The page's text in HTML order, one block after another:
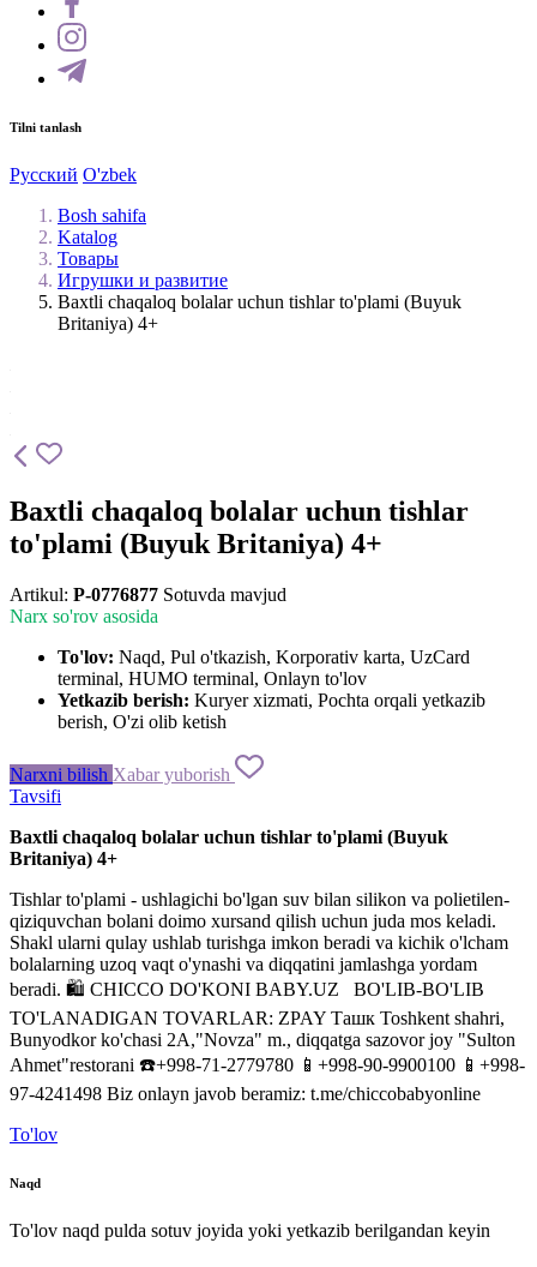
Tilni tanlash
Русский O'zbek
Bosh sahifa
Katalog
Товары
Игрушки и развитие
Baxtli chaqaloq bolalar uchun tishlar to'plami (Buyuk
Britaniya) 4+
Baxtli chaqaloq bolalar uchun tishlar
to'plami (Buyuk Britaniya) 4+
Artikul: P-0776877 Sotuvda mavjud
Narx so'rov asosida
To'lov: Naqd, Pul o'tkazish, Korporativ karta, UzCard
terminal, HUMO terminal, Onlayn to'lov
Yetkazib berish: Kuryer xizmati, Pochta orqali yetkazib
berish, O'zi olib ketish
Narxni bilish Xabar yuborish
Tavsifi
Baxtli chaqaloq bolalar uchun tishlar to'plami (Buyuk
Britaniya) 4+
Tishlar to'plami - ushlagichi bo'lgan suv bilan silikon va polietilen-
qiziquvchan bolani doimo xursand qilish uchun juda mos keladi.
Shakl ularni qulay ushlab turishga imkon beradi va kichik o'lcham
bolalarning uzoq vaqt o'ynashi va diqqatini jamlashga yordam
beradi. 🛍 CHICCO DO'KONI BABY.UZ
BO'LIB-BO'LIB
TO'LANADIGAN TOVARLAR: ZPAY Ташк Toshkent shahri,
Bunyodkorko'chasi 2A,"Novza" m., diqqatga sazovor joy "Sulton
Ahmet"restorani ☎️+998-71-2779780 📱+998-90-9900100 📱+998-
97-4241498 Biz onlayn javob beramiz: t.me/chiccobabyonline
To'lov
Naqd
To'lov naqd pulda sotuv joyida yoki yetkazib berilgandan keyin